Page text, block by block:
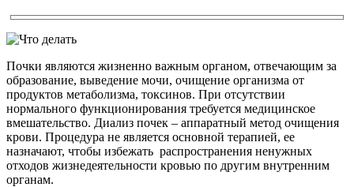
Почки являются жизненно важным органом, отвечающим за
образование, выведение мочи, очищение организма от
продуктов метаболизма, токсинов. При отсутствии
нормального функционирования требуется медицинское
вмешательство. Диализ почек – аппаратный метод очищения
крови. Процедура не является основной терапией, ее
назначают, чтобы избежать распространения ненужных
отходов жизнедеятельности кровью по другим внутренним
органам.